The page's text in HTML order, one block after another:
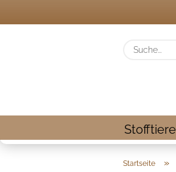
Stofftiere
Startseite »